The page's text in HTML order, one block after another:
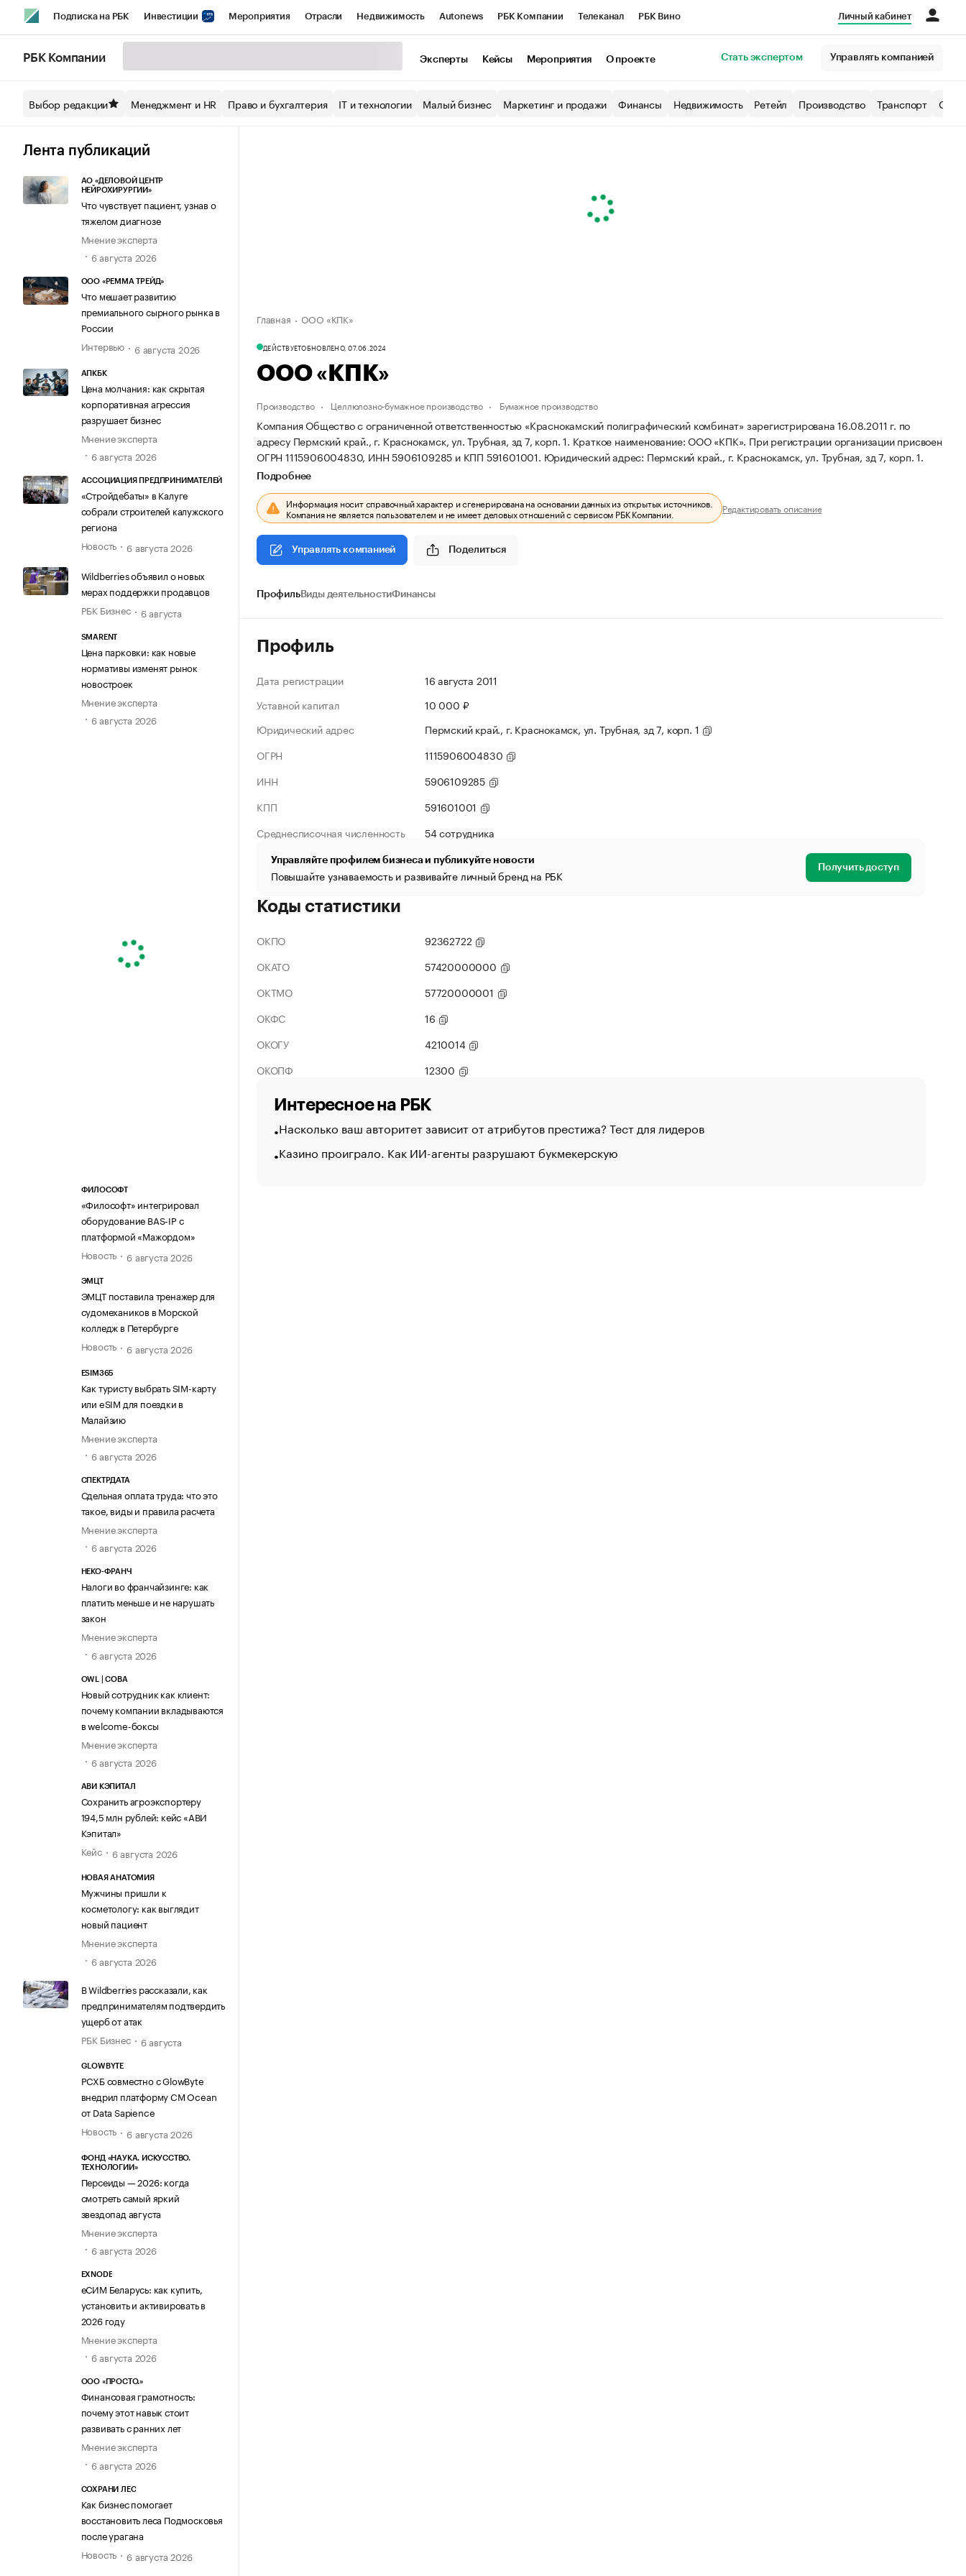
Подписка на РБК Инвестиции Мероприятия Отрасли Недвижимость Autonews РБК Компании Телеканал РБК Вино
Спецпроекты СПб Конференции СПб Спецпроекты Экономика Бизнес
Технологии и медиа
Личный кабинет
РБК Компании Эксперты Кейсы Мероприятия О проекте Стать экспертом Управлять компанией
Выбор редакции Менеджмент и HR Право и бухгалтерия IT и технологии Малый бизнес Маркетинг и продажи Финансы Недвижимость Ретейл Производство Транспорт
Лента публикаций
АО «ДЕЛОВОЙ ЦЕНТР
НЕЙРОХИРУРГИИ»
Что чувствует пациент, узнав о
тяжелом диагнозе
Мнение эксперта
6 августа 2026
ООО «РЕММА ТРЕЙД»
Что мешает развитию
премиального сырного рынка в
России
Интервью
6 августа 2026
АПКБК
Цена молчания: как скрытая
корпоративная агрессия
разрушает бизнес
Мнение эксперта
6 августа 2026
АССОЦИАЦИЯ ПРЕДПРИНИМАТЕЛЕЙ
«Стройдебаты» в Калуге
собрали строителей калужского
региона
Новость
6 августа 2026
Wildberries объявил о новых
мерах поддержки продавцов
РБК Бизнес
6 августа
SMARENT
Цена парковки: как новые
нормативы изменят рынок
новостроек
Мнение эксперта
6 августа 2026
ФИЛОСОФТ
«Философт» интегрировал
оборудование BAS-IP с
платформой «Мажордом»
Новость
6 августа 2026
ЭМЦТ
ЭМЦТ поставила тренажер для
судомехаников в Морской
колледж в Петербурге
Новость
6 августа 2026
ESIM365
Как туристу выбрать SIM-карту
или eSIM для поездки в
Малайзию
Мнение эксперта
6 августа 2026
СПЕКТРДАТА
Сдельная оплата труда: что это
такое, виды и правила расчета
Мнение эксперта
6 августа 2026
НЕКО-ФРАНЧ
Налоги во франчайзинге: как
платить меньше и не нарушать
закон
Мнение эксперта
6 августа 2026
OWL | СОВА
Новый сотрудник как клиент:
почему компании вкладываются
в welcome-боксы
Мнение эксперта
6 августа 2026
АВИ КЭПИТАЛ
Сохранить агроэкспортеру
194,5 млн рублей: кейс «АВИ
Кэпитал»
Кейс
6 августа 2026
НОВАЯ АНАТОМИЯ
Мужчины пришли к
косметологу: как выглядит
новый пациент
Мнение эксперта
6 августа 2026
В Wildberries рассказали, как
предпринимателям подтвердить
ущерб от атак
РБК Бизнес
6 августа
GLOWBYTE
РСХБ совместно с GlowByte
внедрил платформу CM Ocean
от Data Sapience
Новость
6 августа 2026
ФОНД «НАУКА. ИСКУССТВО.
ТЕХНОЛОГИИ»
Персеиды — 2026: когда
смотреть самый яркий
звездопад августа
Мнение эксперта
6 августа 2026
EXNODE
еСИМ Беларусь: как купить,
установить и активировать в
2026 году
Мнение эксперта
6 августа 2026
ООО «ПРОСТО.»
Финансовая грамотность:
почему этот навык стоит
развивать с ранних лет
Мнение эксперта
6 августа 2026
СОХРАНИ ЛЕС
Как бизнес помогает
восстановить леса Подмосковья
после урагана
Новость
6 августа 2026
Главная ООО «КПК»
ДЕЙСТВУЕТОБНОВЛЕНО, 07.06.2024
ООО «КПК»
Производство Целлюлозно-бумажное производство Бумажное производство
Компания Общество с ограниченной ответственностью «Краснокамский полиграфический комбинат» зарегистрирована 16.08.2011 г. по
адресу Пермский край., г. Краснокамск, ул. Трубная, зд 7, корп. 1. Краткое наименование: ООО «КПК». При регистрации организации присвоен
ОГРН 1115906004830, ИНН 5906109285 и КПП 591601001. Юридический адрес: Пермский край., г. Краснокамск, ул. Трубная, зд 7, корп. 1.
Подробнее
Информация носит справочный характер и сгенерирована на основании данных из открытых источников.
Компания не является пользователем и не имеет деловых отношений с сервисом РБК Компании. Редактировать описание
Управлять компанией Поделиться
ПрофильВиды деятельностиФинансы
Профиль
Дата регистрации
16 августа 2011
Уставной капитал
10 000 ₽
Юридический адрес
Пермский край., г. Краснокамск, ул. Трубная, зд 7, корп. 1
ОГРН
1115906004830
ИНН
5906109285
КПП
591601001
Среднесписочная численность
54 сотрудника
Управляйте профилем бизнеса и публикуйте новости
Повышайте узнаваемость и развивайте личный бренд на РБК Получить доступ
Коды статистики
ОКПО
92362722
ОКАТО
57420000000
ОКТМО
57720000001
ОКФС
16
ОКОГУ
4210014
ОКОПФ
12300
Интересное на РБК
Насколько ваш авторитет зависит от атрибутов престижа? Тест для лидеров
Казино проиграло. Как ИИ-агенты разрушают букмекерскую